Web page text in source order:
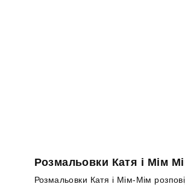
Розмальовки Катя і Мім
Розмальовки Катя і Мім-Мім